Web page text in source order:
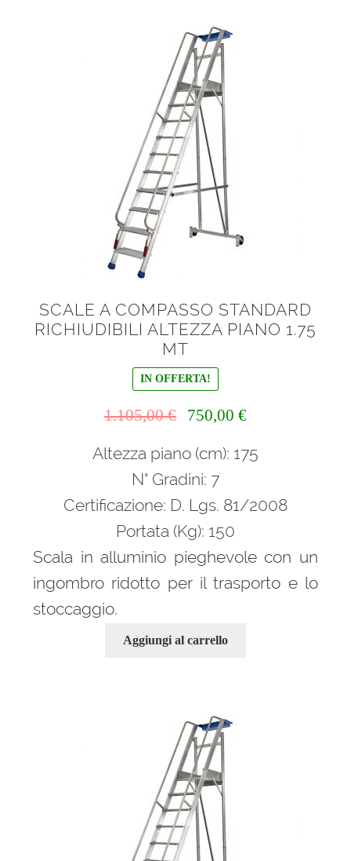
SCALE A COMPASSO STANDARD
RICHIUDIBILI ALTEZZA PIANO 1.75
MT
IN OFFERTA!
1.105,00€
originale
1.105,00 €.
750,00 €Il
attuale
Altezza piano (cm): 175
N° Gradini: 7
Certificazione: D. Lgs. 81/2008
Portata (Kg): 150
Scala in alluminio pieghevole con un
ingombro ridotto per il trasporto e lo
stoccaggio.
Aggiungi al carrello